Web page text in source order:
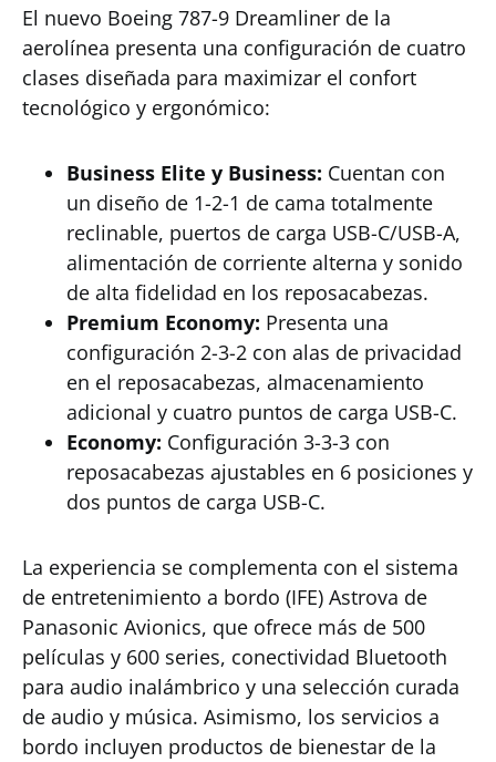
El nuevo Boeing 787-9 Dreamliner de la
aerolínea presenta una configuración de cuatro
clases diseñada para maximizar el confort
tecnológico y ergonómico:
Business Elite y Business: Cuentan con
un diseño de 1-2-1 de cama totalmente
reclinable, puertos de carga USB-C/USB-A,
alimentación de corriente alterna y sonido
de alta fidelidad en los reposacabezas.
Premium Economy: Presenta una
configuración 2-3-2 con alas de privacidad
en el reposacabezas, almacenamiento
adicional y cuatro puntos de carga USB-C.
Economy: Configuración 3-3-3 con
reposacabezas ajustables en 6 posiciones y
dos puntos de carga USB-C.
La experiencia se complementa con el sistema
de entretenimiento a bordo (IFE) Astrova de
Panasonic Avionics, que ofrece más de 500
películas y 600 series, conectividad Bluetooth
para audio inalámbrico y una selección curada
de audio y música. Asimismo, los servicios a
bordo incluyen productos de bienestar de la